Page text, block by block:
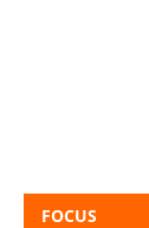
FOCUS